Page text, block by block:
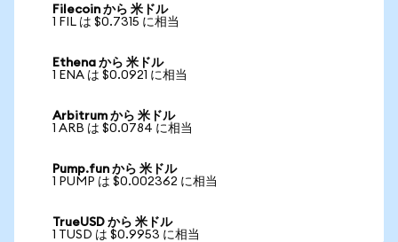
Filecoin から 米ドル
1 FIL は $0.7315 に相当
Ethena から 米ドル
1 ENA は $0.0921 に相当
Arbitrum から 米ドル
1 ARB は $0.0784 に相当
Pump.fun から 米ドル
1 PUMP は $0.002362 に相当
TrueUSD から 米ドル
1 TUSD は $0.9953 に相当